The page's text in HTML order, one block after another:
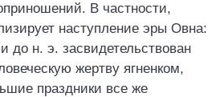
В частности,
наступление эры Овна:
до н. э. засвидетельствован
жертву ягненком,
праздники все же